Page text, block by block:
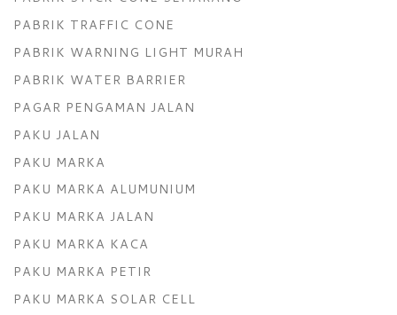
PABRIK TRAFFIC CONE
PABRIK WARNING LIGHT MURAH
PABRIK WATER BARRIER
PAGAR PENGAMAN JALAN
PAKU JALAN
PAKU MARKA
PAKU MARKA ALUMUNIUM
PAKU MARKA JALAN
PAKU MARKA KACA
PAKU MARKA PETIR
PAKU MARKA SOLAR CELL